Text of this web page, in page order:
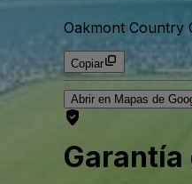
Oakmont Country
Copiar
Abrir en Mapas de
Garantía